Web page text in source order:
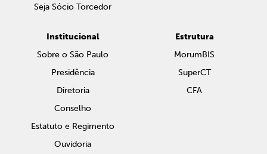
Seja Sócio Torcedor
Institucional
Sobre o São Paulo
Presidência
Diretoria
Conselho
Estatuto e Regimento
Ouvidoria
Estrutura
MorumBIS
SuperCT
CFA